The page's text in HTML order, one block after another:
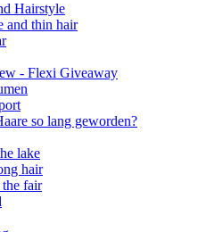
Hairstyle
and thin hair
- Flexi Giveaway
so lang geworden?
lake
hair
fair